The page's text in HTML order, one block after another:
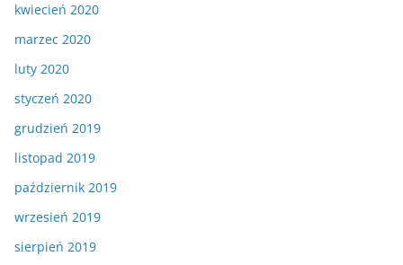
kwiecień 2020
marzec 2020
luty 2020
styczeń 2020
grudzień 2019
listopad 2019
październik 2019
wrzesień 2019
sierpień 2019